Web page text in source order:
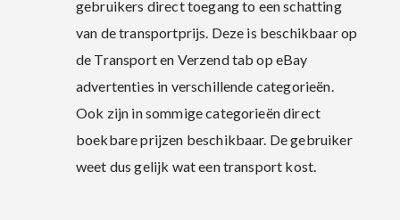
gebruikers direct toegang to een schatting
van de transportprijs. Deze is beschikbaar op
de Transport en Verzend tab op eBay
advertenties in verschillende categorieën.
Ook zijn in sommige categorieën direct
boekbare prijzen beschikbaar. De gebruiker
weet dus gelijk wat een transport kost.